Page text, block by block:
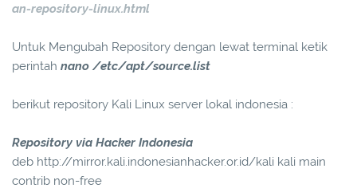
an-repository-linux.html
Untuk Mengubah Repository dengan lewat terminal ketik
perintah nano /etc/apt/source.list
berikut repository Kali Linux server lokal indonesia :
Repository via Hacker Indonesia
deb http://mirror.kali.indonesianhacker.or.id/kali kali main
contrib non-free